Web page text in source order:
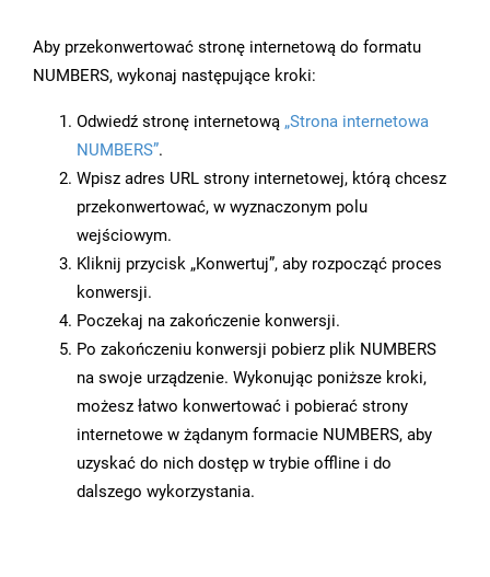
Aby przekonwertować stronę internetową do formatu
NUMBERS, wykonaj następujące kroki:
Odwiedź stronę internetową „Strona internetowa
NUMBERS”.
Wpisz adres URL strony internetowej, którą chcesz
przekonwertować, w wyznaczonym polu
wejściowym.
Kliknij przycisk „Konwertuj”, aby rozpocząć proces
konwersji.
Poczekaj na zakończenie konwersji.
Po zakończeniu konwersji pobierz plik NUMBERS
na swoje urządzenie. Wykonując poniższe kroki,
możesz łatwo konwertować i pobierać strony
internetowe w żądanym formacie NUMBERS, aby
uzyskać do nich dostęp w trybie offline i do
dalszego wykorzystania.